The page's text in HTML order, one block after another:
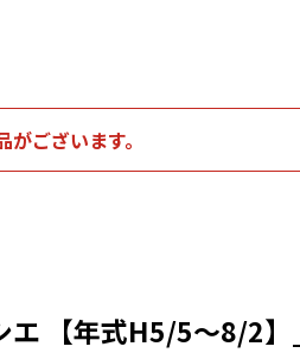
がございます。
エ 【年式H5/5〜8/2】